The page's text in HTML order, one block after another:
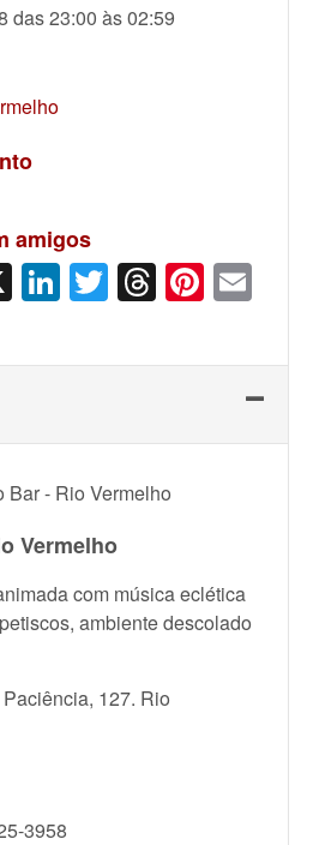
das 23:00 às 02:59
amigos
X LinkedIn
Twitter
Threads
Vermelho
com música eclética
ambiente descolado
127. Rio
3958